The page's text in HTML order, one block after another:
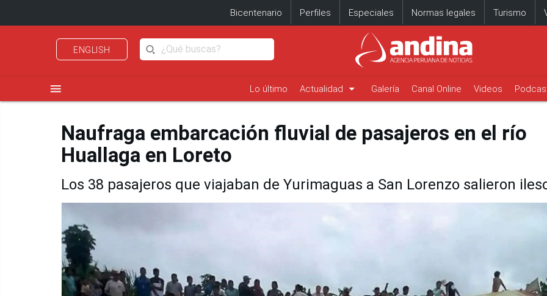
Bicentenario Perfiles Especiales Normas legales Turismo
ENGLISH
menu Lo último Actualidad arrow_drop_down Galería Canal Online Videos
Naufraga embarcación fluvial de pasajeros en el río
Huallaga en Loreto
Los 38 pasajeros que viajaban de Yurimaguas a San Lorenzo salieron